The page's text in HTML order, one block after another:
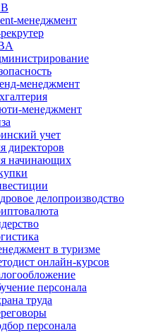
менеджмент
менеджмент
менеджмент
учет
директоров
начинающих
делопроизводство
в туризме
онлайн-курсов
персонала
труда
персонала